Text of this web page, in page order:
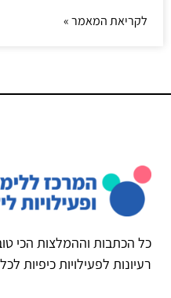
לקריאת המאמר »
כל הכתבות וההמלצות הכי
רעיונות לפעילויות כיפיות